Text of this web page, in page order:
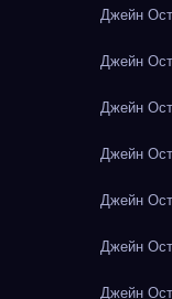
Джейн
Джейн
Джейн
Джейн
Джейн
Джейн
Джейн